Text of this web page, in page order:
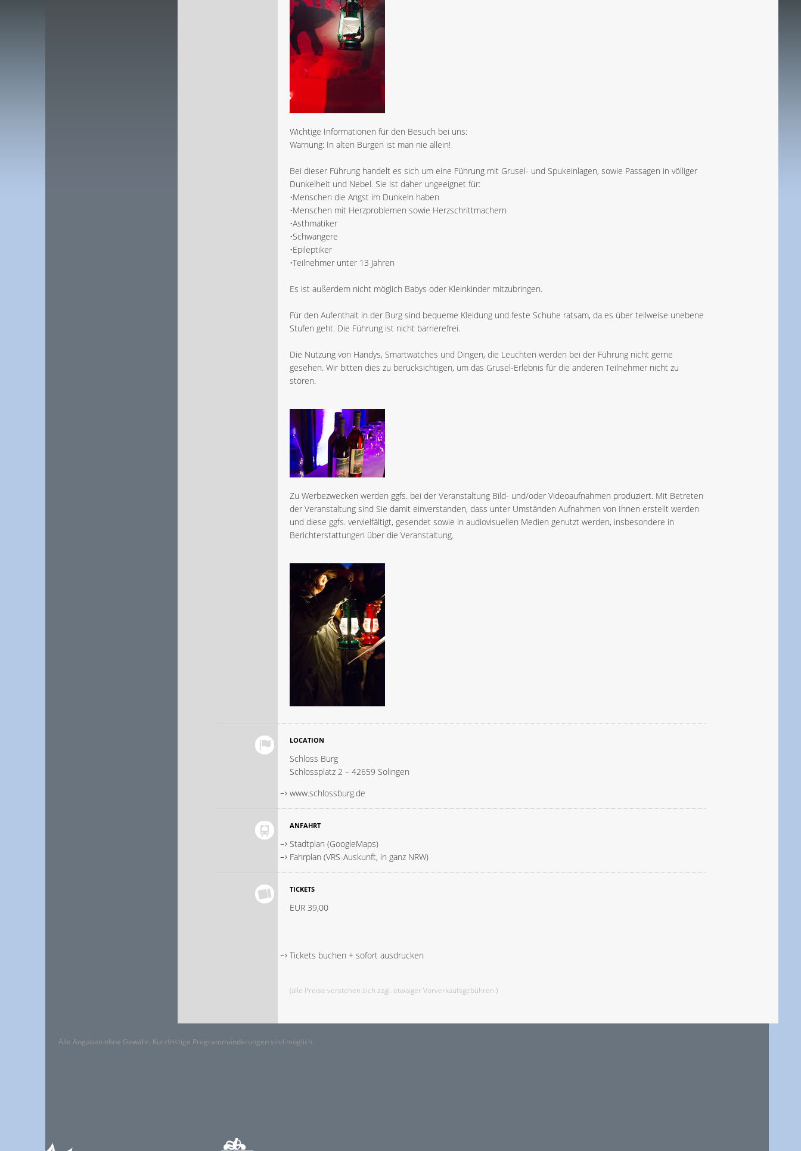
Wichtige Informationen für den Besuch bei uns:
Warnung: In alten Burgen ist man nie allein!
Bei dieser Führung handelt es sich um eine Führung mit Grusel- und Spukeinlagen, sowie Passagen in völliger
Dunkelheit und Nebel. Sie ist daher ungeeignet für:
•Menschen die Angst im Dunkeln haben
•Menschen mit Herzproblemen sowie Herzschrittmachern
•Asthmatiker
•Schwangere
•Epileptiker
•Teilnehmer unter 13 Jahren
Es ist außerdem nicht möglich Babys oder Kleinkinder mitzubringen.
Für den Aufenthalt in der Burg sind bequeme Kleidung und feste Schuhe ratsam, da es über teilweise unebene
Stufen geht. Die Führung ist nicht barrierefrei.
Die Nutzung von Handys, Smartwatches und Dingen, die Leuchten werden bei der Führung nicht gerne
gesehen. Wir bitten dies zu berücksichtigen, um das Grusel-Erlebnis für die anderen Teilnehmer nicht zu
stören.
Zu Werbezwecken werden ggfs. bei der Veranstaltung Bild- und/oder Videoaufnahmen produziert. Mit Betreten
der Veranstaltung sind Sie damit einverstanden, dass unter Umständen Aufnahmen von Ihnen erstellt werden
und diese ggfs. vervielfältigt, gesendet sowie in audiovisuellen Medien genutzt werden, insbesondere in
Berichterstattungen über die Veranstaltung.
LOCATION
Schloss Burg
Schlossplatz 2 – 42659 Solingen
www.schlossburg.de
ANFAHRT
Stadtplan (GoogleMaps)
Fahrplan (VRS-Auskunft, in ganz NRW)
TICKETS
EUR 39,00
Tickets buchen + sofort ausdrucken
(alle Preise verstehen sich zzgl. etwaiger Vorverkaufsgebühren.)
Alle Angaben ohne Gewähr. Kurzfristige Programmänderungen sind möglich.